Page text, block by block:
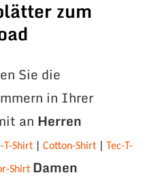
zum
Sie die
in Ihrer
an Herren
T-Shirt| Cotton-Shirt Tec-T-
Shirt Damen